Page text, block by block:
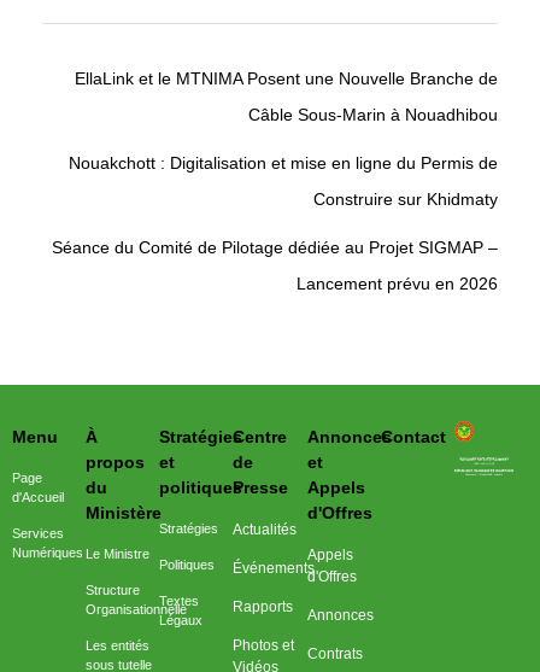
EllaLink et le MTNIMA Posent une Nouvelle Branche de
Câble Sous-Marin à Nouadhibou
Nouakchott : Digitalisation et mise en ligne du Permis de
Construire sur Khidmaty
Séance du Comité de Pilotage dédiée au Projet SIGMAP –
Lancement prévu en 2026
وزارة التحول الرقمي وعصرنة الادارة
Contact
Annonces
et
Appels
d'Offres
Appels
d'Offres
Annonces
Contrats
Centre
de
Presse
Actualités
Événements
Rapports
Photos et
Vidéos
Stratégies
et
politiques
Stratégies
Politiques
Textes
Légaux
À
propos
du
Ministère
Le Ministre
Structure
Organisationnelle
Les entités
sous tutelle
Menu
Page
d'Accueil
Services
Numériques